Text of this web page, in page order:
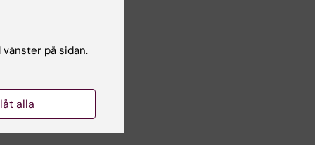
på sidan.
alla